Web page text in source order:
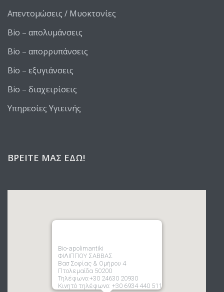
Απεντομώσεις / Μυοκτονίες
Bio – απολυμάνσεις
Bio – απορρυπάνσεις
Bio – εξυγιάνσεις
Bio – διαχειρίσεις
Υπηρεσίες Υγιεινής
ΒΡΕΊΤΕ ΜΑΣ ΕΔΏ!
Bio-apolimantiki
ΦΙΛΙΠΠΟΥ ΣΑΒΒΑΣ
Βασ Σοφίας & Ομήρου 4
Πτολεμαίδα 50200
Τηλέφωνο:+30 24630 20930
Κινητό τηλέφωνο: +30 6934 440 511